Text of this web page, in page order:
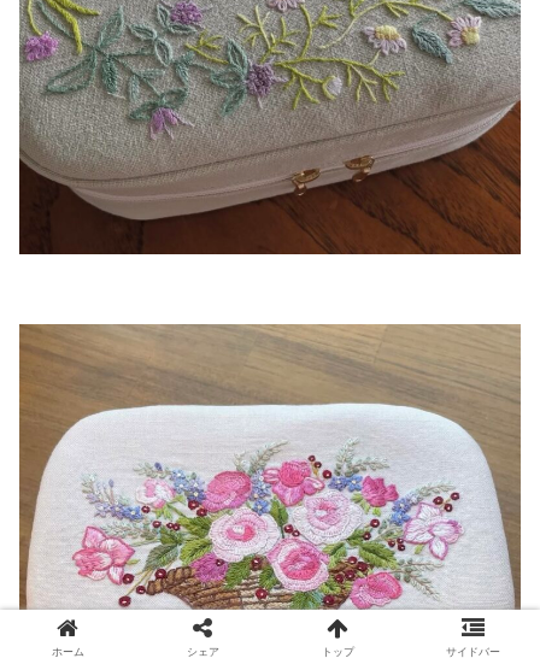
ホーム シェア トップ サイドバー